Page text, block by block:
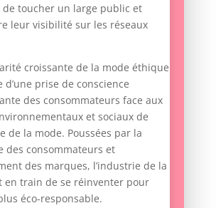
toucher un large public et
leur visibilité sur les réseaux
croissante de la mode éthique
d’une prise de conscience
des consommateurs face aux
et sociaux de
de la mode. Poussées par la
des consommateurs et
des marques, l’industrie de la
en train de se réinventer pour
éco-responsable.